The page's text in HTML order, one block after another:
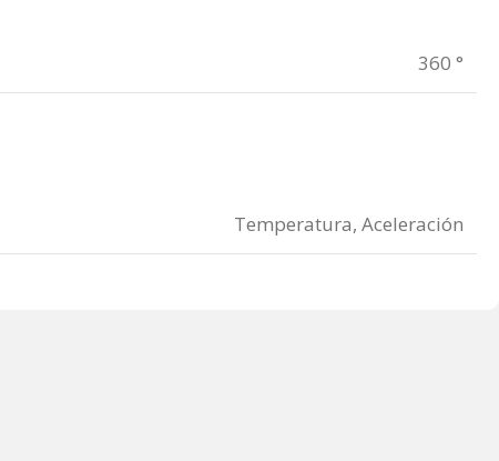
360 °
Temperatura, Aceleración